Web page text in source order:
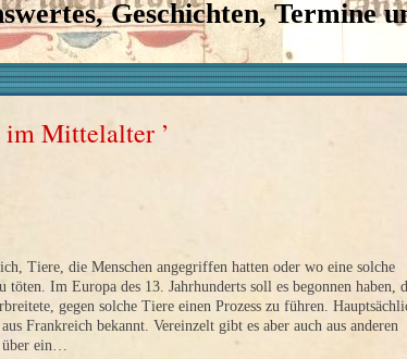
Geschichten, Termine
im Mittelalter ’
Tiere, die Menschen angegriffen hatten oder wo eine solche
töten. Im Europa des 13. Jahrhunderts soll es begonnen haben,
gegen solche Tiere einen Prozess zu führen.
Frankreich bekannt. Vereinzelt gibt es aber auch aus anderen
über ein…